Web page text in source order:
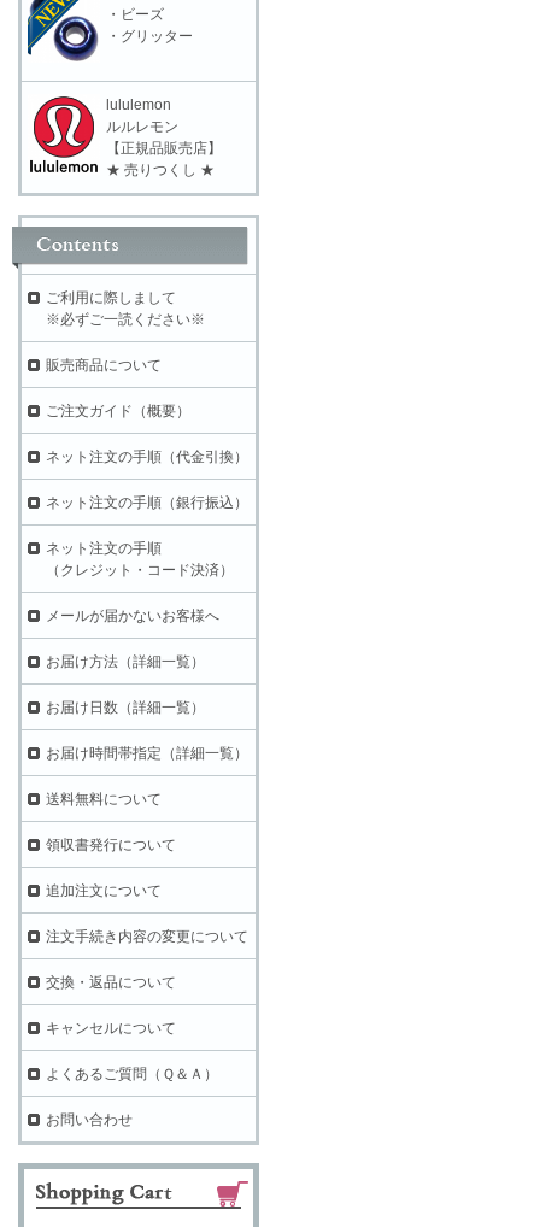
・ビーズ
・グリッター
lululemon
ルルレモン
【正規品販売店】
★ 売りつくし ★
ご利用に際しまして
※必ずご一読ください※
販売商品について
ご注文ガイド（概要）
ネット注文の手順（代金引換）
ネット注文の手順（銀行振込）
ネット注文の手順
（クレジット・コード決済）
メールが届かないお客様へ
お届け方法（詳細一覧）
お届け日数（詳細一覧）
お届け時間帯指定（詳細一覧）
送料無料について
領収書発行について
追加注文について
注文手続き内容の変更について
交換・返品について
キャンセルについて
よくあるご質問（Ｑ＆Ａ）
お問い合わせ